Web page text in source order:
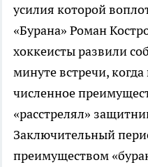
усилия которой
«Бурана» Роман
хоккеисты развили
минуте встречи,
численное
«расстрелял»
Заключительный
преимуществом